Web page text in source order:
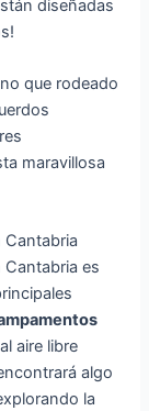
diseñadas
que rodeado
maravillosa
Cantabria
es
aire libre
algo
la